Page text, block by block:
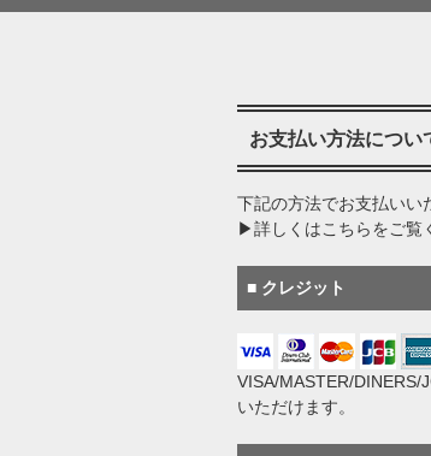
お支払い方法につい
下記の方法でお支払いい
▶詳しくはこちらをご覧
■ クレジット
VISA/MASTER/DINERS/
いただけます。